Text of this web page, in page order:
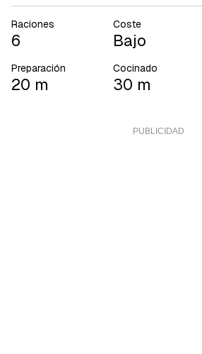
Raciones
6
Coste
Bajo
Preparación
20 m
Cocinado
30 m